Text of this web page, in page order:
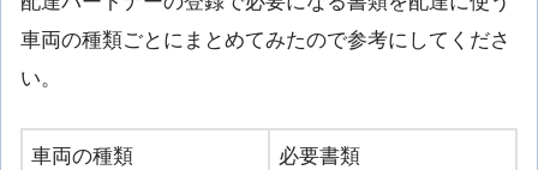
車両の種類ごとにまとめてみたので参考にしてくださ
い。
車両の種類 必要書類